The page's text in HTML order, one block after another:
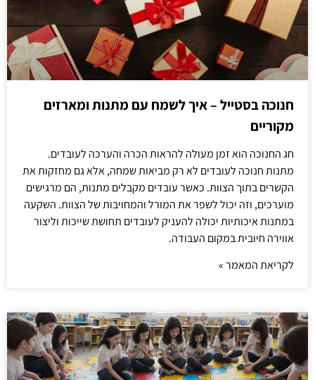
חנוכה בסטייל – איך לשמח עם מתנות ומארזים
מקוריים
חג החנוכה הוא זמן מעולה להראות הכרה והערכה לעובדים.
מתנות חנוכה לעובדים לא רק מביאות שמחה, אלא גם מחזקות את
הקשרים בתוך הצוות. כאשר עובדים מקבלים מתנות, הם מרגישים
מוערכים, וזה יכול לשפר את המורל והמחויבות של הצוות. השקעה
במתנות איכותיות יכולה להעניק לעובדים תחושת שייכות וליצור
אווירה חיובית במקום העבודה.
לקריאת המאמר »